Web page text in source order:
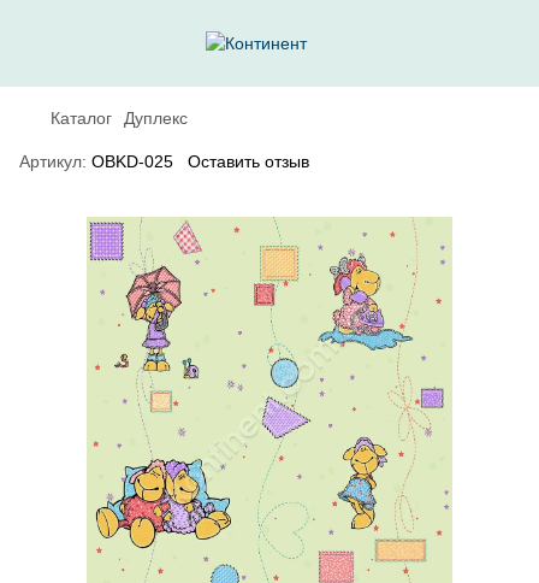
Каталог Дуплекс
Артикул: OBKD-025 Оставить отзыв